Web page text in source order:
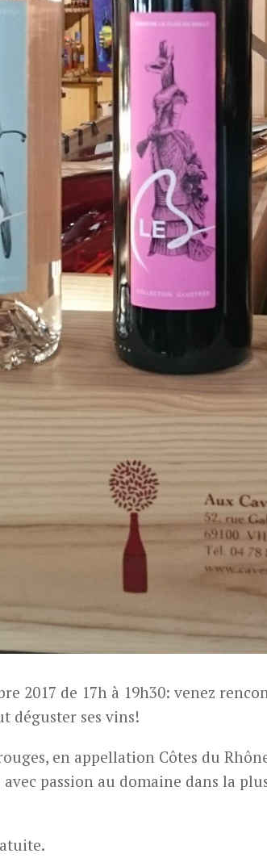
2017 de 17h à 19h30: venez
déguster ses vins!
en appellation Côtes du
passion au domaine dans la